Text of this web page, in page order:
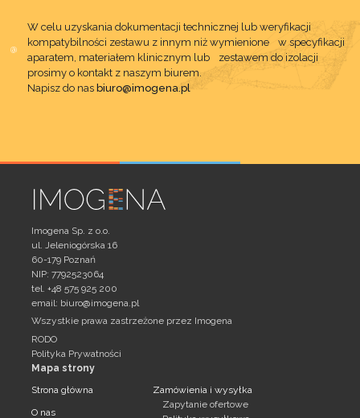
W celu uzyskania dokumentacji technicznej lub weryfikacji
kompatybilności zestawu z innym niż wymienione w specyfikacji
aparatem, materiałem klinicznym lub zestawem do izolacji
prosimy o kontakt z naszym biurem.
Napisz do nas biuro@imogena.pl
Imogena Sp. z o.o.
ul. Jeleniogórska 16
60-179 Poznań
NIP: 7792523064
tel. +48 575 925 200
email: biuro@imogena.pl
Wszystkie prawa zastrzeżone przez Imogena
RODO
Polityka Prywatności
Mapa strony
Strona główna
O nas
Zamówienia i wysyłka
Zapytanie ofertowe